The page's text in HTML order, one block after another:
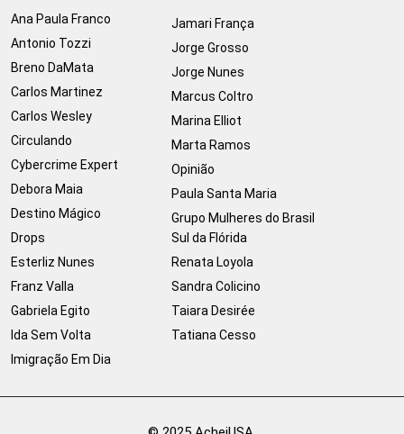
Ana Paula Franco
Antonio Tozzi
Breno DaMata
Carlos Martinez
Carlos Wesley
Circulando
Cybercrime Expert
Debora Maia
Destino Mágico
Drops
Esterliz Nunes
Franz Valla
Gabriela Egito
Ida Sem Volta
Imigração Em Dia
Jamari França
Jorge Grosso
Jorge Nunes
Marcus Coltro
Marina Elliot
Marta Ramos
Opinião
Paula Santa Maria
Grupo Mulheres do Brasil
Sul da Flórida
Renata Loyola
Sandra Colicino
Taiara Desirée
Tatiana Cesso